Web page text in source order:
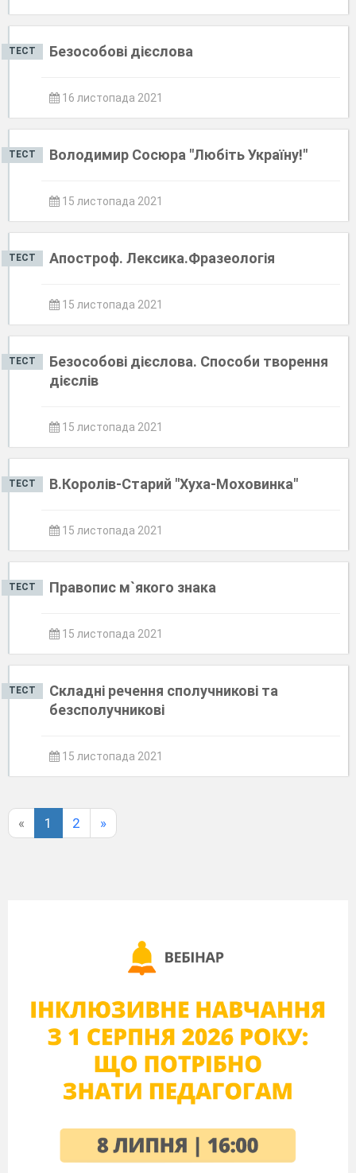
ТЕСТ Безособові дієслова
16 листопада 2021
ТЕСТ Володимир Сосюра "Любіть Україну!"
15 листопада 2021
ТЕСТ Апостроф. Лексика.Фразеологія
15 листопада 2021
ТЕСТ
Безособові дієслова. Способи творення
дієслів
15 листопада 2021
ТЕСТ В.Королів-Старий "Хуха-Моховинка"
15 листопада 2021
ТЕСТ Правопис м`якого знака
15 листопада 2021
ТЕСТ
Складні речення сполучникові та
безсполучникові
15 листопада 2021
« 1 2 »